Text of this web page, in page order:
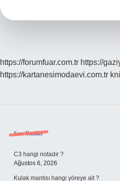
https://forumfuar.com.tr https://
https://kartanesimodaevi.com.tr
Sidebar
Son Yazılar
C3 hangi notadır ?
Ağustos 6, 2026
Kulak mantısı hangi yöreye ait ?